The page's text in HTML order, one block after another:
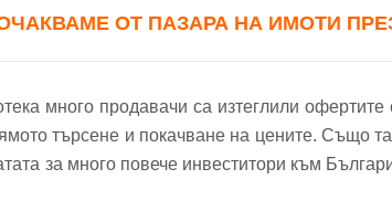
или използвай профил
Вход с Google
ОТ ПАЗАРА НА ИМОТИ ПРЕЗ
много продавачи са изтеглили офертите
търсене и покачване на цените. Също
за много повече инвеститори към